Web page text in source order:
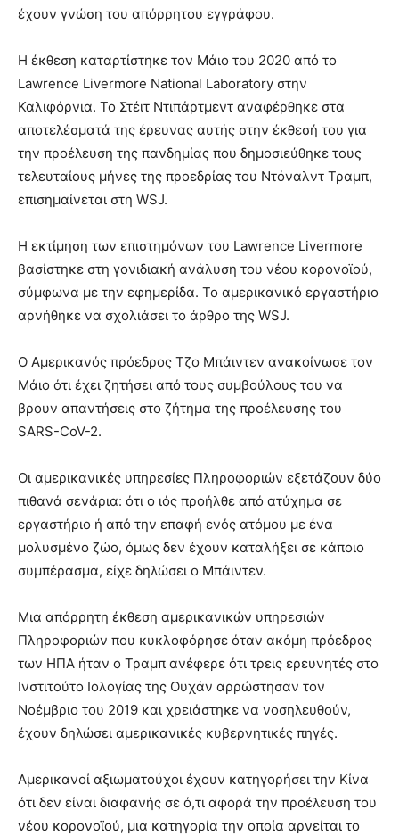
έχουν γνώση του απόρρητου εγγράφου.
Η έκθεση καταρτίστηκε τον Μάιο του 2020 από το
Lawrence Livermore National Laboratory στην
Καλιφόρνια. Το Στέιτ Ντιπάρτμεντ αναφέρθηκε στα
αποτελέσματά της έρευνας αυτής στην έκθεσή του για
την προέλευση της πανδημίας που δημοσιεύθηκε τους
τελευταίους μήνες της προεδρίας του Ντόναλντ Τραμπ,
επισημαίνεται στη WSJ.
Η εκτίμηση των επιστημόνων του Lawrence Livermore
βασίστηκε στη γονιδιακή ανάλυση του νέου κορονοϊού,
σύμφωνα με την εφημερίδα. Το αμερικανικό εργαστήριο
αρνήθηκε να σχολιάσει το άρθρο της WSJ.
Ο Αμερικανός πρόεδρος Τζο Μπάιντεν ανακοίνωσε τον
Μάιο ότι έχει ζητήσει από τους συμβούλους του να
βρουν απαντήσεις στο ζήτημα της προέλευσης του
SARS-CoV-2.
Οι αμερικανικές υπηρεσίες Πληροφοριών εξετάζουν δύο
πιθανά σενάρια: ότι ο ιός προήλθε από ατύχημα σε
εργαστήριο ή από την επαφή ενός ατόμου με ένα
μολυσμένο ζώο, όμως δεν έχουν καταλήξει σε κάποιο
συμπέρασμα, είχε δηλώσει ο Μπάιντεν.
Μια απόρρητη έκθεση αμερικανικών υπηρεσιών
Πληροφοριών που κυκλοφόρησε όταν ακόμη πρόεδρος
των ΗΠΑ ήταν ο Τραμπ ανέφερε ότι τρεις ερευνητές στο
Ινστιτούτο Ιολογίας της Ουχάν αρρώστησαν τον
Νοέμβριο του 2019 και χρειάστηκε να νοσηλευθούν,
έχουν δηλώσει αμερικανικές κυβερνητικές πηγές.
Αμερικανοί αξιωματούχοι έχουν κατηγορήσει την Κίνα
ότι δεν είναι διαφανής σε ό,τι αφορά την προέλευση του
νέου κορονοϊού, μια κατηγορία την οποία αρνείται το